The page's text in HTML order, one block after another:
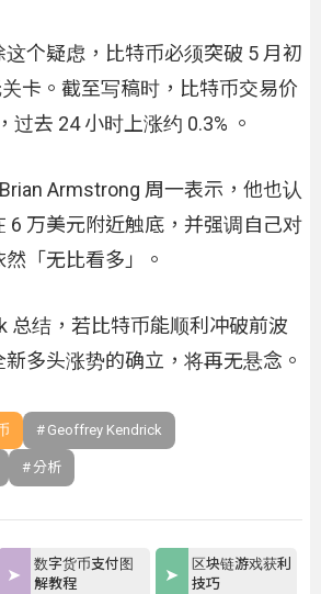
个疑虑，比特币必须突破 5 月初
卡。截至写稿时，比特币交易价
过去 24 小时上涨约 0.3% 。
Armstrong 周一表示，他也认
6 万美元附近触底，并强调自己对
「无比看多」。
总结，若比特币能顺利冲破前波
多头涨势的确立，将再无悬念。
Geoffrey Kendrick
分析
数字货币支付图
解教程
区块链游戏获利
技巧